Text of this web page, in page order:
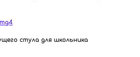
стула для школьника